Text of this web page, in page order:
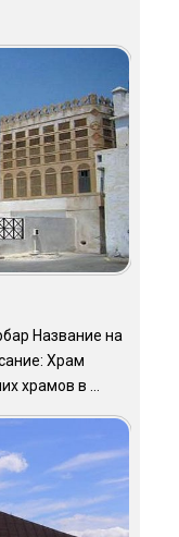
Название на
Храм
храмов в ...